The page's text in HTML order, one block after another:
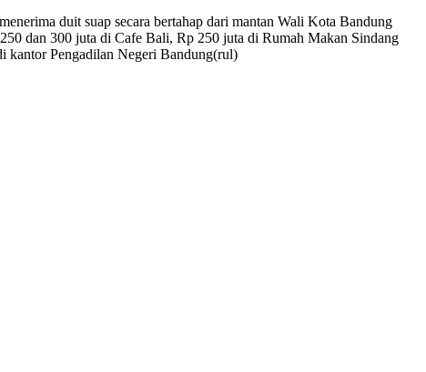
duit suap secara bertahap dari mantan Wali Kota Bandung
dan 300 juta di Cafe Bali, Rp 250 juta di Rumah Makan Sindang
kantor Pengadilan Negeri Bandung(rul)